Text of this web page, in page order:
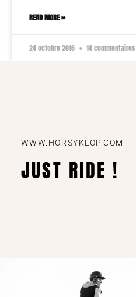
READ MORE »
24 octobre 2016 14 commentaires
WWW.HORSYKLOP.COM
JUST RIDE !